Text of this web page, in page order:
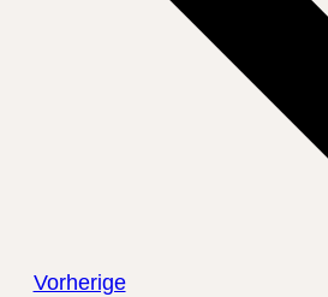
VorherigeVeranstaltungen